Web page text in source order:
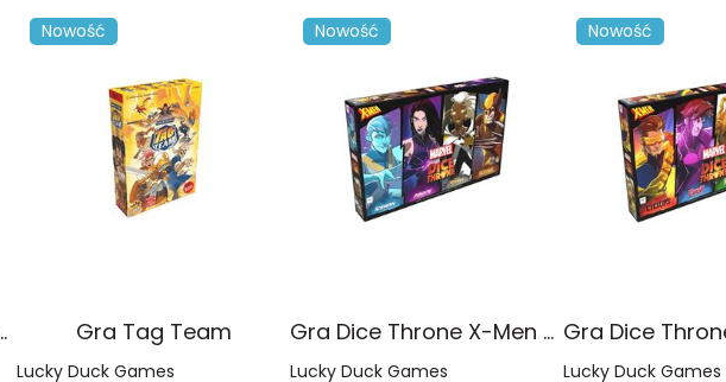
Crusoe
Nowość
Gra Tag Team
Lucky Duck Games
Nowość
Gra Dice Throne X-Men Box 1
Lucky Duck Games
Nowość
Lucky Duck Games